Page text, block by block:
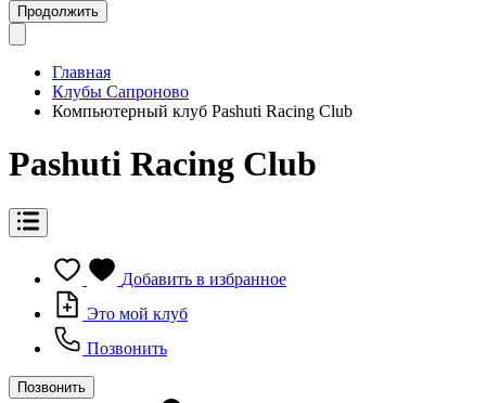
Продолжить
Главная
Клубы Сапроново
Компьютерный клуб Pashuti Racing Club
Pashuti Racing Club
Добавить в избранное
Это мой клуб
Позвонить
Позвонить